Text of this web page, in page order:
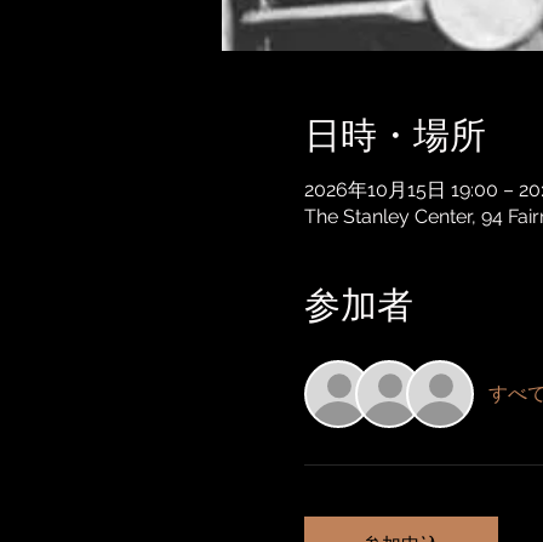
日時・場所
2026年10月15日 19:00 –
The Stanley Center, 94
参加者
すべ